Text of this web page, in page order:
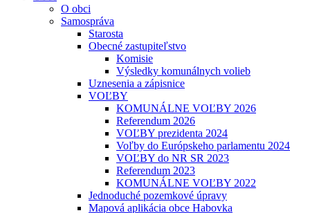
O obci
Samospráva
Starosta
Obecné zastupiteľstvo
Komisie
Výsledky komunálnych volieb
Uznesenia a zápisnice
VOĽBY
KOMUNÁLNE VOĽBY 2026
Referendum 2026
VOĽBY prezidenta 2024
Voľby do Európskeho parlamentu 2024
VOĽBY do NR SR 2023
Referendum 2023
KOMUNÁLNE VOĽBY 2022
Jednoduché pozemkové úpravy
Mapová aplikácia obce Habovka